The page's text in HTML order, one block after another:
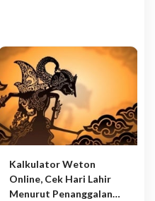
Kalkulator Weton
Online, Cek Hari Lahir
Menurut Penanggalan